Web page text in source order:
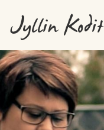
Jyllin Kodit